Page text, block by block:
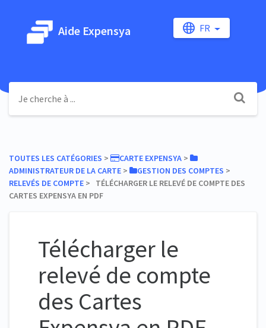
Aide Expensya FR
TOUTES LES CATÉGORIES ​ > ​ ​CARTE EXPENSYA ​ > ​
ADMINISTRATEUR DE LA CARTE ​ > ​ ​GESTION DES COMPTES ​ > ​
RELEVÉS DE COMPTE ​ > ​ TÉLÉCHARGER LE RELEVÉ DE COMPTE DES
CARTES EXPENSYA EN PDF
Télécharger le
relevé de compte
des Cartes